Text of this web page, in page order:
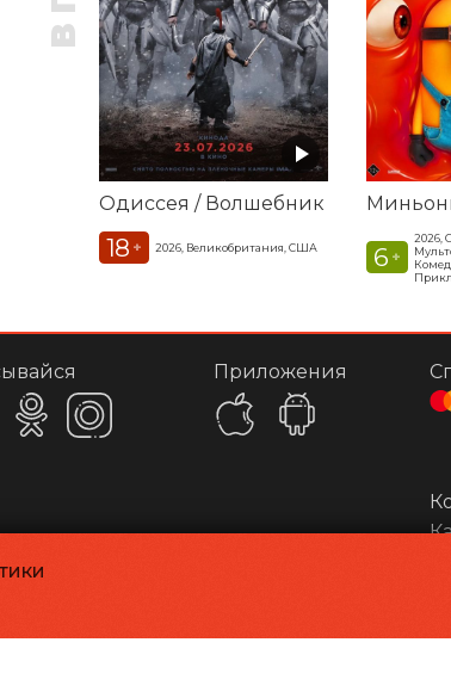
Одиссея / Волшебник
18 + 2026, Великобритания, США 6 +
2026,
Приложения